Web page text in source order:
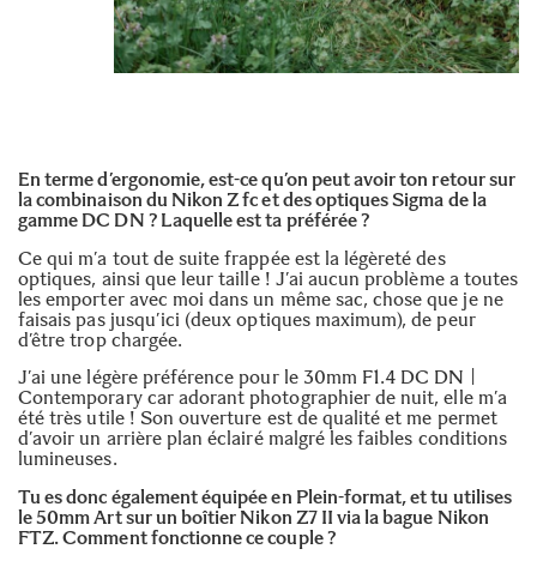
En terme d’ergonomie, est-ce qu’on peut avoir ton retour sur
la combinaison du Nikon Z fc et desoptiques Sigma de la
gamme DC DN ? Laquelle est ta préférée ?
Ce qui m’a tout de suite frappée est la légèreté des
optiques, ainsi que leur taille ! J’ai aucun problème a toutes
les emporter avec moi dans un même sac, chose que je ne
faisais pas jusqu’ici (deux optiques maximum), de peur
d’être trop chargée.
J’ai une légère préférence pour le 30mm F1.4 DC DN |
Contemporarycar adorant photographier de nuit, elle m’a
été très utile ! Son ouverture est de qualité et me permet
d’avoir un arrière plan éclairé malgré les faibles conditions
lumineuses.
Tu es donc également équipée en Plein-format, et tu utilises
le 50mm Art sur un boîtier Nikon Z7 II via la bague Nikon
FTZ. Comment fonctionne ce couple ?